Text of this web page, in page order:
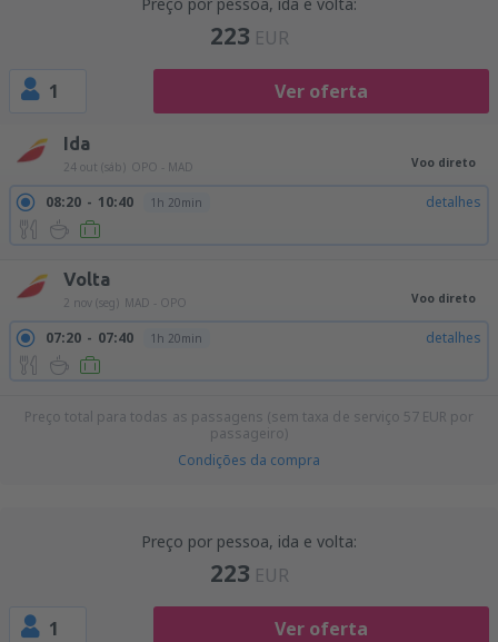
223 EUR
1 Ver oferta
Ida
24 out (sáb) OPO - MAD Voo direto
08:20 10:40 1h 20min detalhes
Volta
2 nov (seg) MAD - OPO Voo direto
07:20 07:40 1h 20min detalhes
Preço total para todas as passagens (sem taxa de serviço 57 EUR por
passageiro)
Condições da compra
Preço por pessoa, ida e volta:
223 EUR
1 Ver oferta